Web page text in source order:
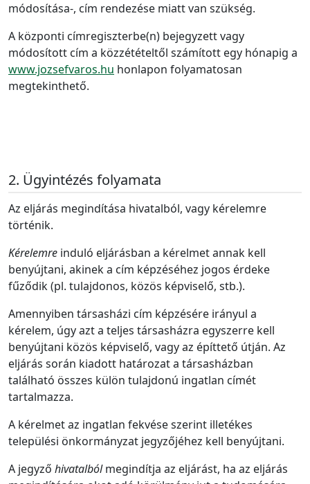
módosítása-, cím rendezése miatt van szükség.
A központi címregiszterbe(n) bejegyzett vagy
módosított cím a közzétételtől számított egy hónapig a
www.jozsefvaros.hu honlapon folyamatosan
megtekinthető.
Ügyintézés folyamata
Az eljárás megindítása hivatalból, vagy kérelemre
történik.
Kérelemre induló eljárásban a kérelmet annak kell
benyújtani, akinek a cím képzéséhez jogos érdeke
fűződik (pl. tulajdonos, közös képviselő, stb.).
Amennyiben társasházi cím képzésére irányul a
kérelem, úgy azt a teljes társasházra egyszerre kell
benyújtani közös képviselő, vagy az építtető útján. Az
eljárás során kiadott határozat a társasházban
található összes külön tulajdonú ingatlan címét
tartalmazza.
A kérelmet az ingatlan fekvése szerint illetékes
települési önkormányzat jegyzőjéhez kell benyújtani.
A jegyző hivatalbólmegindítja az eljárást, ha az eljárás